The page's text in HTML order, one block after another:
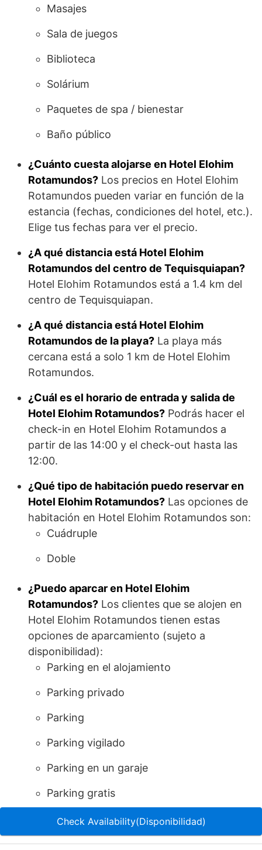
Masajes
Sala de juegos
Biblioteca
Solárium
Paquetes de spa / bienestar
Baño público
¿Cuánto cuesta alojarse en Hotel Elohim
Rotamundos? Los precios en Hotel Elohim
Rotamundos pueden variar en función de la
estancia (fechas, condiciones del hotel, etc.).
Elige tus fechas para ver el precio.
¿A qué distancia está Hotel Elohim
Rotamundos del centro de Tequisquiapan?
Hotel Elohim Rotamundos está a 1.4 km del
centro de Tequisquiapan.
¿A qué distancia está Hotel Elohim
Rotamundos de la playa? La playa más
cercana está a solo 1 km de Hotel Elohim
Rotamundos.
¿Cuál es el horario de entrada y salida de
Hotel Elohim Rotamundos? Podrás hacer el
check-in en Hotel Elohim Rotamundos a
partir de las 14:00 y el check-out hasta las
12:00.
¿Qué tipo de habitación puedo reservar en
Hotel Elohim Rotamundos? Las opciones de
habitación en Hotel Elohim Rotamundos son:
Cuádruple
Doble
¿Puedo aparcar en Hotel Elohim
Rotamundos? Los clientes que se alojen en
Hotel Elohim Rotamundos tienen estas
opciones de aparcamiento (sujeto a
disponibilidad):
Parking en el alojamiento
Parking privado
Parking
Parking vigilado
Parking en un garaje
Parking gratis
Check Availability(Disponibilidad)